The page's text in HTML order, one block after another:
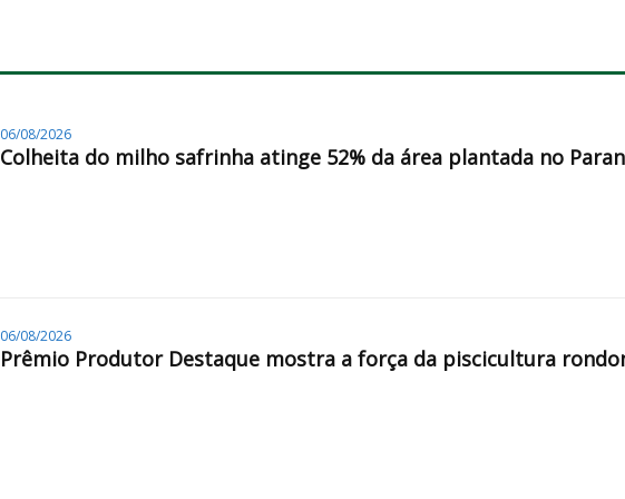
06/08/2026
Colheita do milho safrinha atinge 52% da área plantada no
06/08/2026
Prêmio Produtor Destaque mostra a força da piscicultura